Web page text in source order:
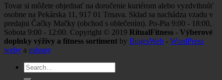
Tovar si môžete objednať na doručenie kuriérom alebo vyzdvihnúť
osobne na Pekárska 11, 917 01 Trnava. Sklad sa nachádza vzadu v
predajni Čačky Mačky (obchod s oblečením). Po-Pia 9:00 - 18:00,
Sobota 9:00 - 12:00. Copyright © 2019 RitualFitness - Výberové
doplnky výživy a fitness sortiment by BugesWeb - WordPress
weby a eshopy
Search
for: